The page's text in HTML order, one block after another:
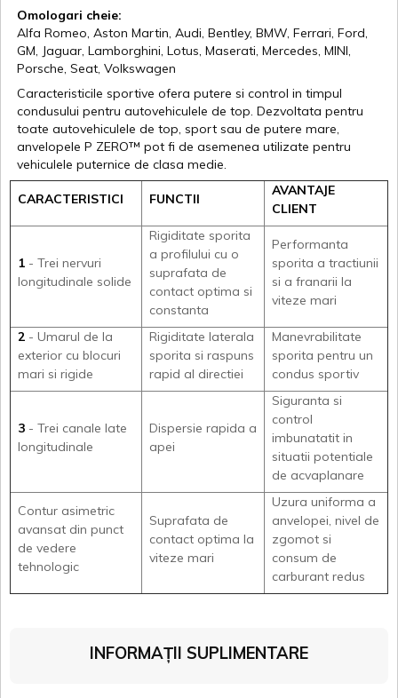
Omologari cheie:
Alfa Romeo, Aston Martin, Audi, Bentley, BMW, Ferrari, Ford,
GM, Jaguar, Lamborghini, Lotus, Maserati, Mercedes, MINI,
Porsche, Seat, Volkswagen
Caracteristicile sportive ofera putere si control in timpul
condusului pentru autovehiculele de top. Dezvoltata pentru
toate autovehiculele de top, sport sau de putere mare,
anvelopele P ZERO™ pot fi de asemenea utilizate pentru
vehiculele puternice de clasa medie.
CARACTERISTICI FUNCTII
AVANTAJE
CLIENT
1 - Trei nervuri
longitudinale solide
Rigiditate sporita
a profilului cu o
suprafata de
contact optima si
constanta
Performanta
sporita a tractiunii
si a franarii la
viteze mari
2 - Umarul de la
exterior cu blocuri
mari si rigide
Rigiditate laterala
sporita si raspuns
rapid al directiei
Manevrabilitate
sporita pentru un
condus sportiv
3 - Trei canale late
longitudinale
Dispersie rapida a
apei
Siguranta si
control
imbunatatit in
situatii potentiale
de acvaplanare
Contur asimetric
avansat din punct
de vedere
tehnologic
Suprafata de
contact optima la
viteze mari
Uzura uniforma a
anvelopei, nivel de
zgomot si
consum de
carburant redus
INFORMAȚII SUPLIMENTARE